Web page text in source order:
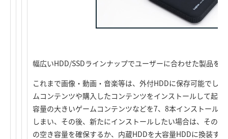
幅広いHDD/SSDラインナップでユーザーに合わせた製品を
これまで画像・動画・音楽等は、外付HDDに保存可能でし
ムコンテンツや購入したコンテンツをインストールして起
容量の大きいゲームコンテンツなどを7、8本インストール
しまい、その後、新たにインストールしたい場合は、その
の空き容量を確保するか、内蔵HDDを大容量HDDに換装す